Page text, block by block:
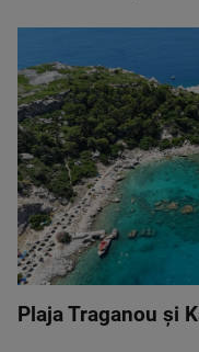
Plaja Traganou și